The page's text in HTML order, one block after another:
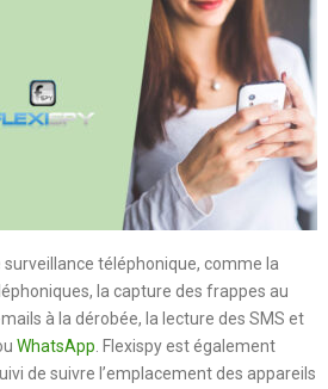
téléphonique, comme la
la capture des frappes au
à la dérobée, la lecture des SMS et
WhatsApp . Flexispy est également
de suivre l’emplacement des appareils